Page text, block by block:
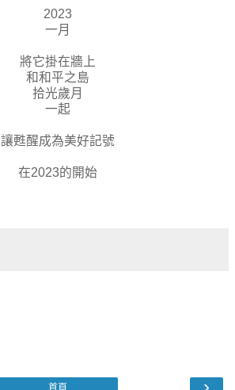
2023
一月
將它掛在牆上
和和平之島
拾光歲月
一起
讓甦醒成為美好記號
在2023的開始